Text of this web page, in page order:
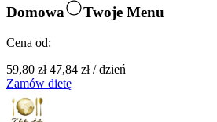
Domowa Twoje Menu
Cena od:
59,80 zł 47,84 zł/dzień
Zamów dietę